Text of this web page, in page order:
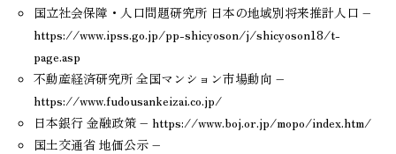
国立社会保障・人口問題研究所 日本の地域別将来推計人口 –
https://www.ipss.go.jp/pp-shicyoson/j/shicyoson18/t-
page.asp
不動産経済研究所 全国マンション市場動向 –
https://www.fudousankeizai.co.jp/
日本銀行 金融政策 – https://www.boj.or.jp/mopo/index.htm/
国土交通省 地価公示 –